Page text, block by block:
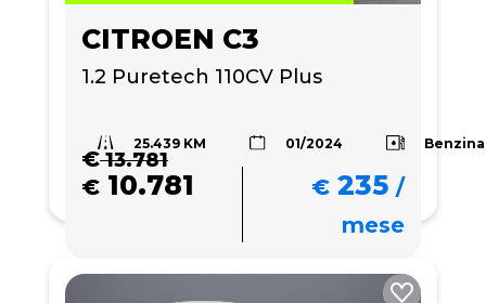
CITROEN C3
1.2 Puretech 110CV Plus
25.439 KM 01/2024 Benzina
€13.781
€ 10.781 € 235 /
mese